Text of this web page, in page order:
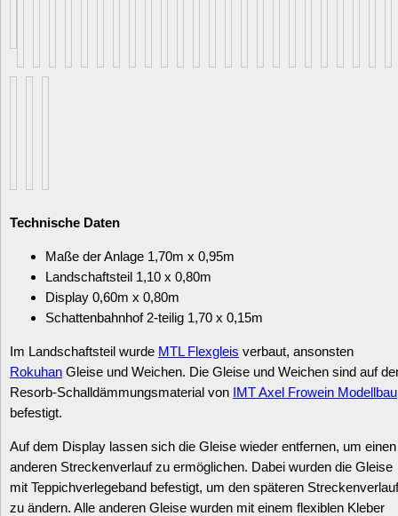
Technische Daten
Maße der Anlage 1,70m x 0,95m
Landschaftsteil 1,10 x 0,80m
Display 0,60m x 0,80m
Schattenbahnhof 2-teilig 1,70 x 0,15m
Im Landschaftsteil wurde MTL Flexgleis verbaut, ansonsten
Rokuhan Gleise und Weichen. Die Gleise und Weichen sind auf
Resorb-Schalldämmungsmaterial von IMT Axel Frowein Modellbau
befestigt.
Auf dem Display lassen sich die Gleise wieder entfernen, um einen
anderen Streckenverlauf zu ermöglichen. Dabei wurden die Gleise
mit Teppichverlegeband befestigt, um den späteren Streckenverlauf
zu ändern. Alle anderen Gleise wurden mit einem flexiblen Kleber